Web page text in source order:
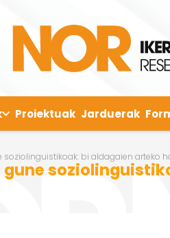
Proiektuak Jarduerak
soziolinguistikoak: bi aldagaien arteko